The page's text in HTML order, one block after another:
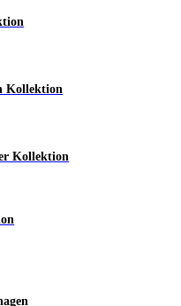
Kollektion
Kollektion